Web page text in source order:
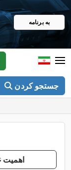
به برنامه
جستجو کردن
اهمیت